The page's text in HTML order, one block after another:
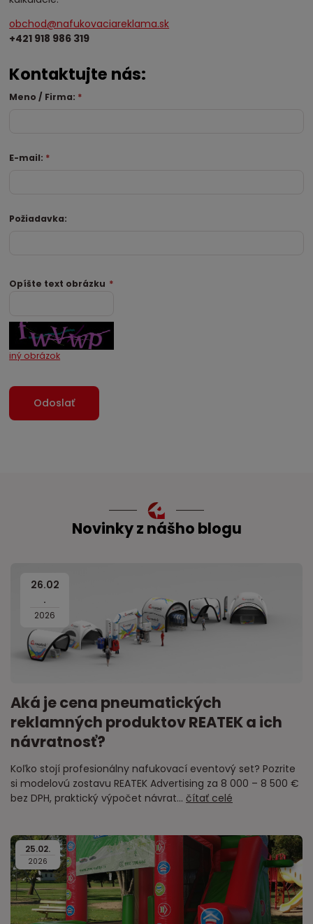
obchod@nafukovaciareklama.sk
+421 918 986 319
Kontaktujte nás:
Meno / Firma: *
E-mail: *
Požiadavka:
Opíšte text obrázku *
iný obrázok
Novinky z nášho blogu
26.02
.
2026
Aká je cena pneumatických
reklamných produktov REATEK a ich
návratnosť?
Koľko stojí profesionálny nafukovací eventový set? Pozrite
si modelovú zostavu REATEK Advertising za 8 000 – 8 500 €
bez DPH, praktický výpočet návrat... čítať celé
25.02.
2026